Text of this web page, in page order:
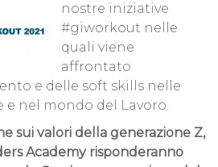
nostre iniziative
#giworkout nelle
quali viene
affrontato
e delle soft skills nelle
e nel mondo del Lavoro.
sui valori della generazione Z,
Academy risponderanno